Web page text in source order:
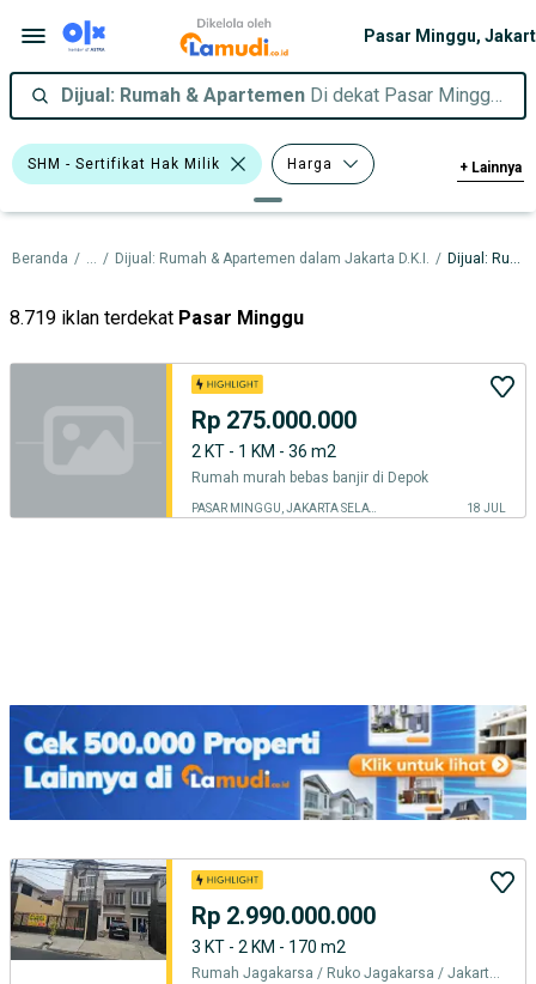
Dijual: Rumah & Apartemen Di dekat Pasar Minggu, Jakarta Selatan
SHM - Sertifikat Hak Milik Harga
Luas Tanah Luas Bangunan
Kamar Tidur
+ Lainnya
Beranda / ... / Dijual: Rumah & Apartemen dalam Jakarta D.K.I. / Dijual: Rumah & Apartemen dalam Jakarta Selatan
8.719 iklan terdekat Pasar Minggu
Rp 275.000.000
2 KT - 1 KM - 36 m2
Rumah murah bebas banjir di Depok
PASAR MINGGU, JAKARTA SELATAN 18 JUL
Rp 2.990.000.000
3 KT - 2 KM - 170 m2
Rumah Jagakarsa / Ruko Jagakarsa / Jakarta Selatan